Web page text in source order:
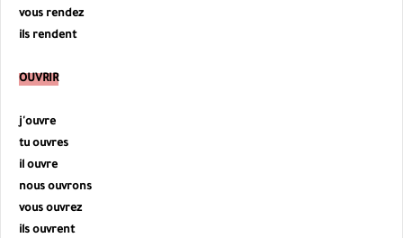
vous rendez
ils rendent
OUVRIR
j'ouvre
tu ouvres
il ouvre
nous ouvrons
vous ouvrez
ils ouvrent